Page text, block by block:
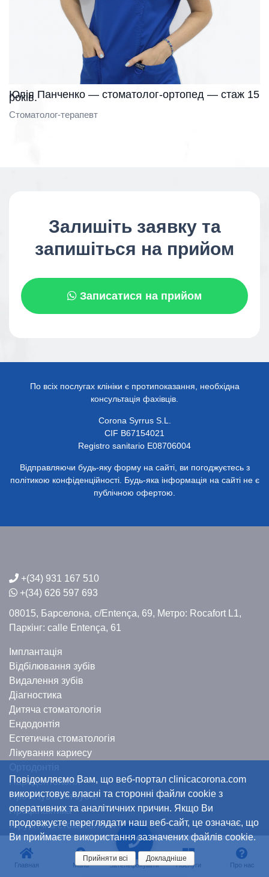
Юлія Панченко — стоматолог-ортопед — стаж 15
років.
Стоматолог-терапевт
Залишіть заявку та
запишіться на прийом
Записатися на прийом
По всіх послугах клініки є протипоказання, необхідна
консультація фахівців.
Corona Syrrus S.L.
CIF B67154021
Registro sanitario E08706004
Відправляючи будь-яку форму на сайті, ви погоджуєтесь з
політикою конфіденційності. Будь-яка інформація на сайті не є
публічною офертою.
+(34) 931 167 510
+(34) 626 597 693
08015, Барселона, c/Entença, 69, Метро: Rocafort L1,
Паркінг: calle Entença, 61
Імплантація
Відбілювання зубів
Видалення зубів
Діагностика
Дитяча стоматологія
Ендодонтія
Естетична стоматологія
Лікування кариесу
Пародонтологія
Протезування зубів
Профілактика
Хірургічна стоматологія
Главная Мапа Зателефонувати Послуги Про нас
Повідомляємо Вам, що веб-портал clinicacorona.com
використовує власні та сторонні файли cookie з
оперативних та аналітичних причин. Якщо Ви
продовжуєте переглядати наш веб-сайт, це означає, що
Ви приймаєте використання зазначених файлів cookie.
Прийняти всі Докладніше